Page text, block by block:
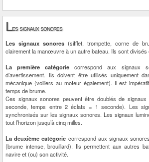
Les signaux sonores
Les signaux sonores (sifflet, trompette, corne de
clairement la manœuvre à un autre bateau. Ils sont divisés
La première catégoriecorrespond aux signaux
d’avertissement. Ils doivent être utilisés uniquement
mécanique (voiliers au moteur également). Il est
temps de brume.
Ces signaux sonores peuvent être doublés de
seconde, temps entre 2 éclats = 1 seconde). Les
synchronisés sur les signaux sonores. Les signaux
tout l’horizon jusqu’à cinq milles.
La deuxième catégorie correspond aux signaux
(brume intense, brouillard). Ils permettent aux autres
navire et (ou) son activité.